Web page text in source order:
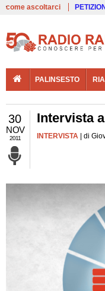
come ascoltarci
PALINSESTO
30
NOV
2011
Intervista
INTERVISTA | di